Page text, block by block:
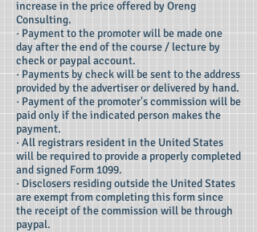
increase in the price offered by Oreng
Consulting.
· Payment to the promoter will be made one
day after the end of the course / lecture by
check or paypal account.
· Payments by check will be sent to the address
provided by the advertiser or delivered by hand.
· Payment of the promoter's commission will be
paid only if the indicated person makes the
payment.
· All registrars resident in the United States
will be required to provide a properly completed
and signed Form 1099.
· Disclosers residing outside the United States
are exempt from completing this form since
the receipt of the commission will be through
paypal.